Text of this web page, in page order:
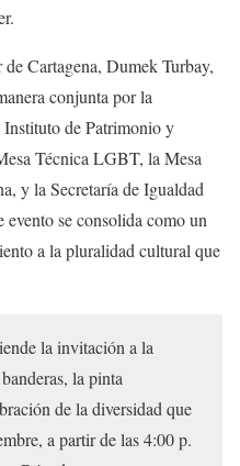
Cartagena, Dumek Turbay,
conjunta por la
de Patrimonio y
Técnica LGBT, la Mesa
y la Secretaría de Igualdad
se consolida como un
a la pluralidad cultural que
la invitación a la
la pinta
de la diversidad que
a partir de las 4:00 p.